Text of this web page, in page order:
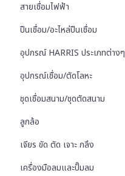
สายเชื่อมไฟฟ้า
ปืนเชื่อม/อะไหล่ปืนเชื่อม
อุปกรณ์ HARRIS ประเภทต่างๆ
อุปกรณ์เชื่อม/ตัดโลหะ
ชุดเชื่อมสนาม/ชุดตัดสนาม
ลูกล้อ
เจียร ขัด ตัด เจาะ กลึง
เครื่องมือลมและปั๊มลม